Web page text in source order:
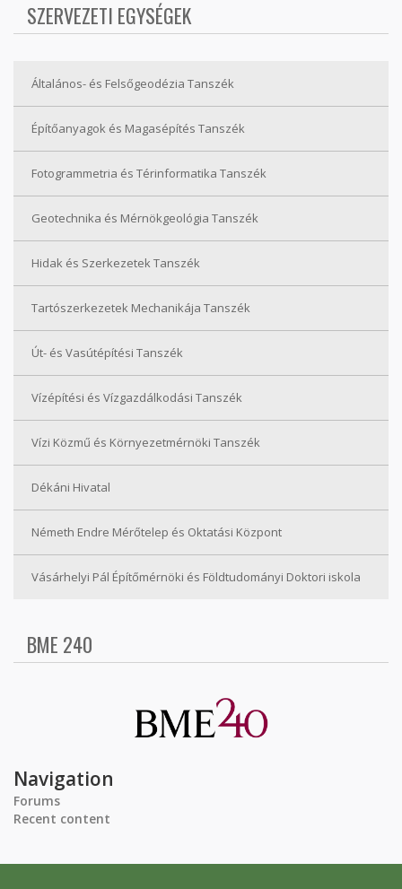
SZERVEZETI EGYSÉGEK
Általános- és Felsőgeodézia Tanszék
Építőanyagok és Magasépítés Tanszék
Fotogrammetria és Térinformatika Tanszék
Geotechnika és Mérnökgeológia Tanszék
Hidak és Szerkezetek Tanszék
Tartószerkezetek Mechanikája Tanszék
Út- és Vasútépítési Tanszék
Vízépítési és Vízgazdálkodási Tanszék
Vízi Közmű és Környezetmérnöki Tanszék
Dékáni Hivatal
Németh Endre Mérőtelep és Oktatási Központ
Vásárhelyi Pál Építőmérnöki és Földtudományi Doktori iskola
BME 240
Navigation
Forums
Recent content